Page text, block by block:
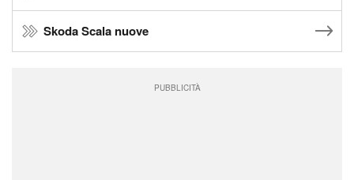
Skoda Scala nuove
PUBBLICITÀ